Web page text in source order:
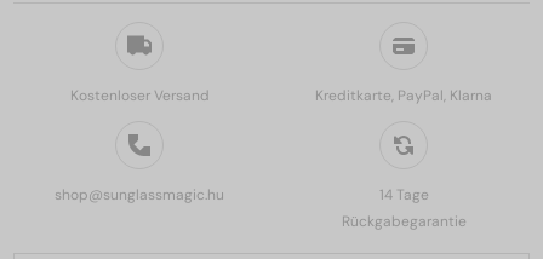
Kostenloser Versand Kreditkarte, PayPal, Klarna
shop@sunglassmagic.hu
14 Tage
Rückgabegarantie